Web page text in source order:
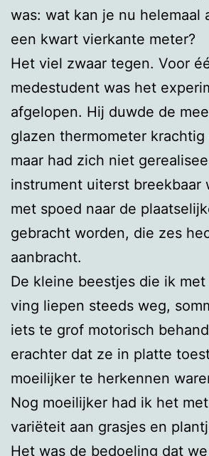
was: wat kan je nu helemaal
een kwart vierkante meter?
Het viel zwaar tegen. Voor
medestudent was het
afgelopen. Hij duwde de
glazen thermometer
maar had zich niet
instrument uiterst breekbaar
met spoed naar de
gebracht worden, die zes
aanbracht.
De kleine beestjes die ik
ving liepen steeds weg,
iets te grof motorisch
erachter dat ze in platte
moeilijker te herkennen
Nog moeilijker had ik het
variëteit aan grasjes en
Het was de bedoeling dat